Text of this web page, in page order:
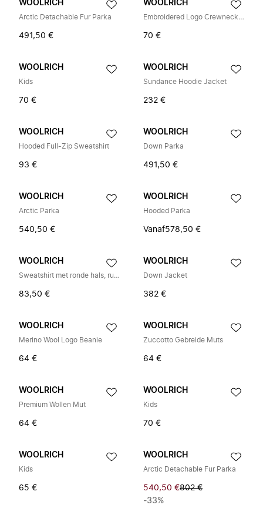
WOOLRICH
Arctic Detachable Fur Parka
491,50 €
WOOLRICH
Embroidered Logo Crewneck Sweatshirt
70 €
WOOLRICH
Kids
70 €
WOOLRICH
Sundance Hoodie Jacket
232 €
WOOLRICH
Hooded Full-Zip Sweatshirt
93 €
WOOLRICH
Down Parka
491,50 €
WOOLRICH
Arctic Parka
540,50 €
WOOLRICH
Hooded Parka
Vanaf578,50 €
WOOLRICH
Sweatshirt met ronde hals, ruitjesvoorkant en geborduurd logo
83,50 €
WOOLRICH
Down Jacket
382 €
WOOLRICH
Merino Wool Logo Beanie
64 €
WOOLRICH
Zuccotto Gebreide Muts
64 €
WOOLRICH
Premium Wollen Mut
64 €
WOOLRICH
Kids
70 €
WOOLRICH
Kids
65 €
WOOLRICH
Arctic Detachable Fur Parka
540,50 €802 €
-33%